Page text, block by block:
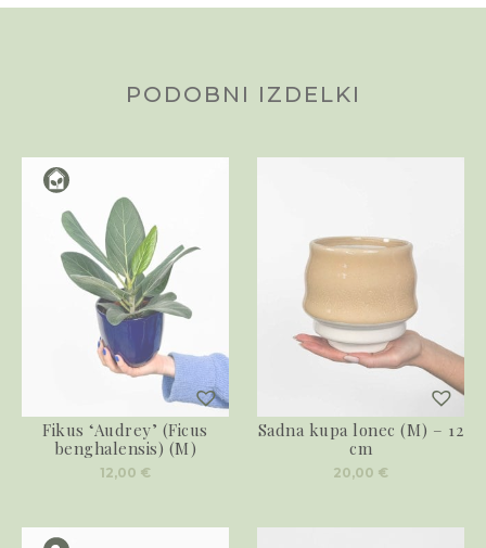
PODOBNI IZDELKI
Fikus ‘Audrey’ (Ficus
benghalensis) (M)
12,00 €
Sadna kupa lonec (M) – 12
cm
20,00 €